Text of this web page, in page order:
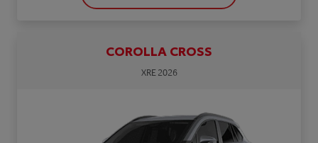
COROLLA CROSS
XRE 2026